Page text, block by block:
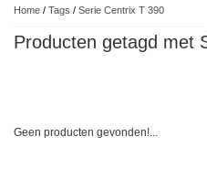
Home / Tags / Serie Centrix T 390
Producten getagd met
Geen producten gevonden!...